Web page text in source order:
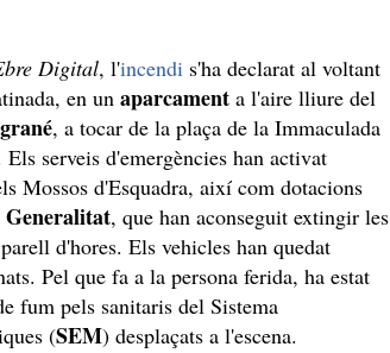
Digital, l'incendi s'ha declarat al voltant
en un aparcament a l'aire lliure del
, a tocar de la plaça de la Immaculada
serveis d'emergències han activat
Mossos d'Esquadra, així com dotacions
Generalitat, que han aconseguit extingir les
d'hores. Els vehicles han quedat
Pel que fa a la persona ferida, ha estat
fum pels sanitaris del Sistema
(SEM) desplaçats a l'escena.